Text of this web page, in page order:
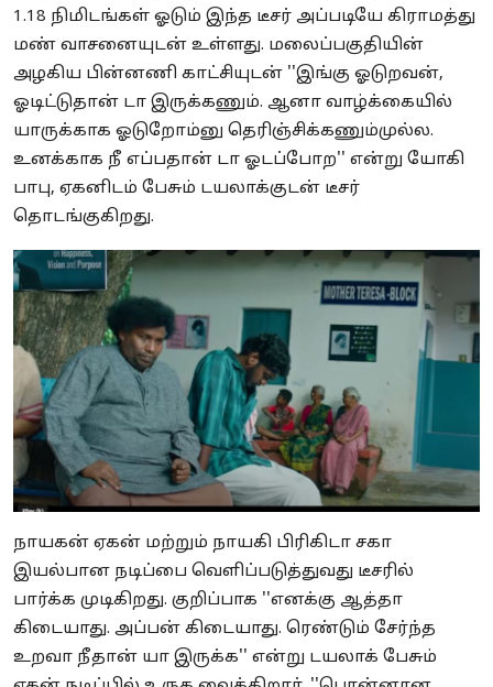
1.18 நிமிடங்கள் ஓடும் இந்த டீசர் அப்படியே கிராமத்து
மண் வாசனையுடன் உள்ளது. மலைப்பகுதியின்
அழகிய பின்னணி காட்சியுடன் ''இங்கு ஓடுறவன்,
ஓடிட்டுதான் டா இருக்கணும். ஆனா வாழ்க்கையில்
யாருக்காக ஓடுறோம்னு தெரிஞ்சிக்கணும்முல்ல.
உனக்காக நீ எப்பதான் டா ஓடப்போற'' என்று யோகி
பாபு, ஏகனிடம் பேசும் டயலாக்குடன் டீசர்
தொடங்குகிறது.
நாயகன் ஏகன் மற்றும் நாயகி பிரிகிடா சகா
இயல்பான நடிப்பை வெளிப்படுத்துவது டீசரில்
பார்க்க முடிகிறது. குறிப்பாக ''எனக்கு ஆத்தா
கிடையாது. அப்பன் கிடையாது. ரெண்டும் சேர்ந்த
உறவா நீதான் யா இருக்க'' என்று டயலாக் பேசும்